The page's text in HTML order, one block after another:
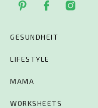
GESUNDHEIT
LIFESTYLE
MAMA
WORKSHEETS